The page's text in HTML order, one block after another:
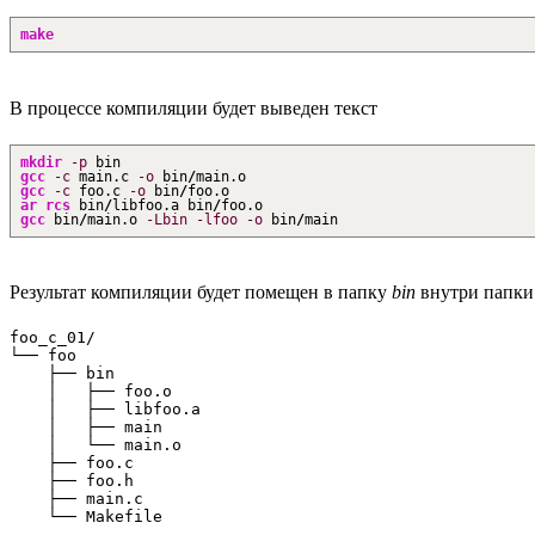
make
В процессе компиляции будет выведен текст
mkdir -p bin
gcc
-c main.c -o bin/main.o
gcc
-c foo.c -o bin/foo.o
ar rcs bin/libfoo.a bin/foo.o
gcc bin/main.o -Lbin -lfoo -o bin/main
Результат компиляции будет помещен в папку bin внутри папки
foo_c_01/
└── foo
    ├── bin
    │   ├── foo.o
    │   ├── libfoo.a
    │   ├── main
    │   └── main.o
    ├── foo.c
    ├── foo.h
    ├── main.c